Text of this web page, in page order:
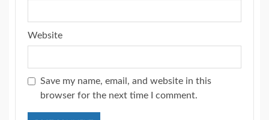
Website
Save my name, email, and website in this
browser for the next time I comment.